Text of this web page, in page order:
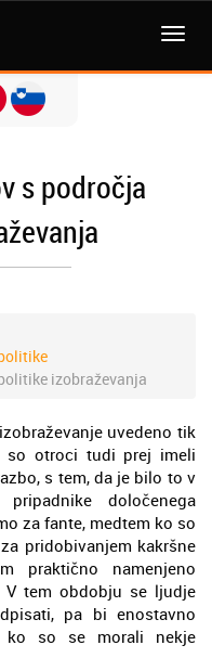
MENI
s področja
izobraževanja
uvedeno tik
so otroci tudi prej imeli
s tem, da je bilo to v
določenega
za fante, medtem ko so
pridobivanjem kakršne
praktično namenjeno
tem obdobju se ljudje
pa bi enostavno
ko so se morali nekje